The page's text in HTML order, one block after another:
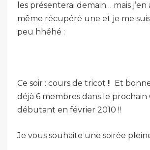
les présenterai demain… mais
même récupéré une et je me
peu hhéhé :
Ce soir : cours de tricot !! Et
déjà 6 membres dans le
débutant en février 2010 !!
Je vous souhaite une soirée